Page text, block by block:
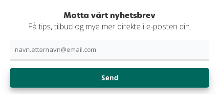
Motta vårt nyhetsbrev
Få tips, tilbud og mye mer direkte i e-posten din.
Send